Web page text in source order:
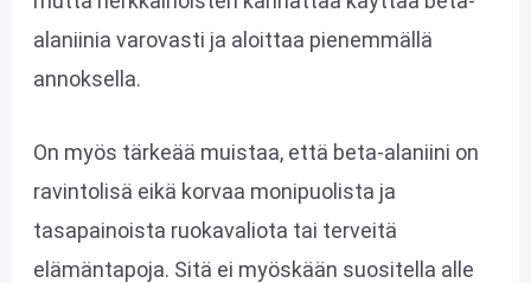
alaniinia varovasti ja aloittaa pienemmällä
annoksella.
On myös tärkeää muistaa, että beta-alaniini on
ravintolisä eikä korvaa monipuolista ja
tasapainoista ruokavaliota tai terveitä
elämäntapoja. Sitä ei myöskään suositella alle